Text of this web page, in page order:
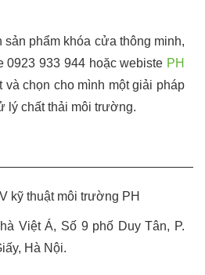
sản phẩm khóa cửa thông minh,
0923 933 944 hoặc webiste PH
chọn cho mình một giải pháp
lý chất thải môi trường.
kỹ thuật môi trường PH
Việt Á, Số 9 phố Duy Tân, P.
Hà Nội.